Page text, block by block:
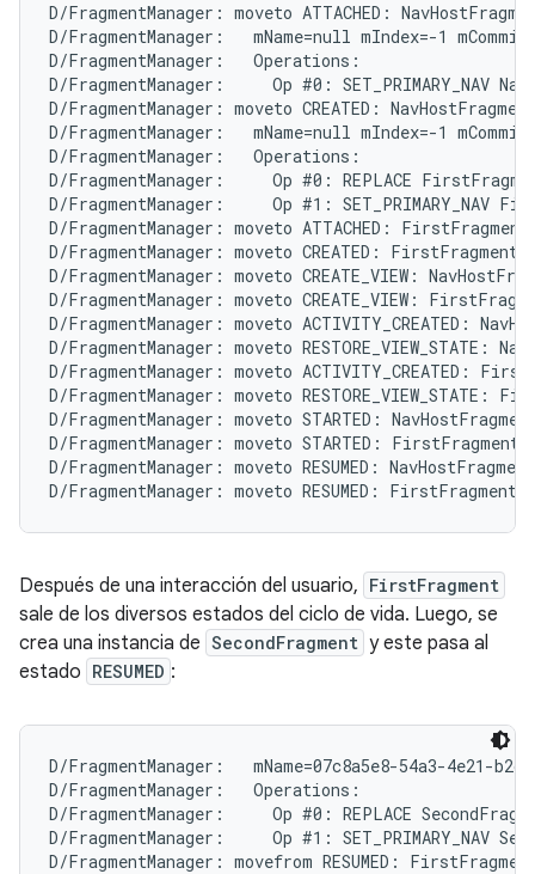
D/FragmentManager: moveto ATTACHED:
D/FragmentManager:   mName=null mIndex=-1
D/FragmentManager:   Operations:
D/FragmentManager:     Op #0: SET_PRIMARY_NAV
D/FragmentManager: moveto CREATED:
D/FragmentManager:   mName=null mIndex=-1
D/FragmentManager:   Operations:
D/FragmentManager:     Op #0: REPLACE
D/FragmentManager:     Op #1: SET_PRIMARY_NAV
D/FragmentManager: moveto ATTACHED:
D/FragmentManager: moveto CREATED:
D/FragmentManager: moveto CREATE_VIEW:
D/FragmentManager: moveto CREATE_VIEW:
D/FragmentManager: moveto ACTIVITY_CREATED:
D/FragmentManager: moveto RESTORE_VIEW_STATE:
D/FragmentManager: moveto ACTIVITY_CREATED:
D/FragmentManager: moveto RESTORE_VIEW_STATE:
D/FragmentManager: moveto STARTED:
D/FragmentManager: moveto STARTED:
D/FragmentManager: moveto RESUMED:
Después de una interacción del usuario, FirstFragment
sale de los diversos estados del ciclo de vida. Luego, se
crea una instancia de SecondFragment y este pasa al
estado RESUMED :
D/FragmentManager:   mName=07c8a5e8-54a3-4e21-
D/FragmentManager:   Operations:
D/FragmentManager:     Op #0: REPLACE
D/FragmentManager:     Op #1: SET_PRIMARY_NAV
D/FragmentManager: movefrom RESUMED: